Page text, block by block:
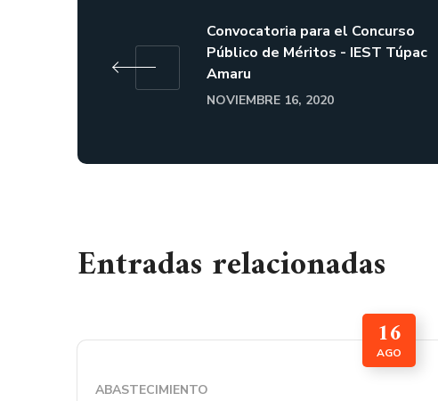
Convocatoria para el Concurso
Público de Méritos - IEST Túpac
Amaru
NOVIEMBRE 16, 2020
Entradas relacionadas
16
AGO
ABASTECIMIENTO